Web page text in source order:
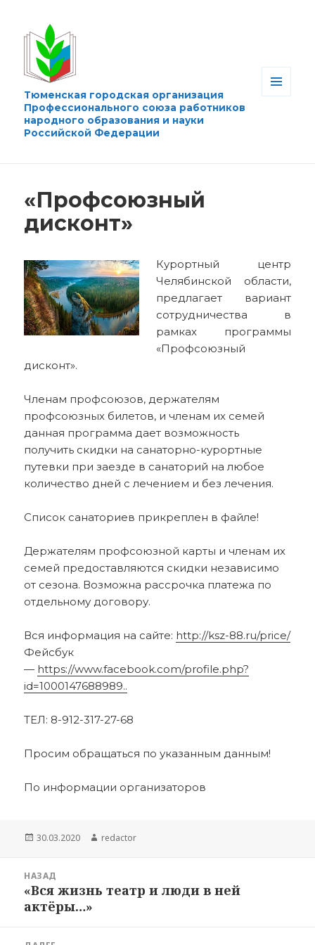
Тюменская городская организация
Профессионального союза работников
народного образования и науки
Российской Федерации
«Профсоюзный
дисконт»
Курортный центр
Челябинской области,
предлагает вариант
сотрудничества в
рамках программы
«Профсоюзный
дисконт».
Членам профсоюзов, держателям
профсоюзных билетов, и членам их семей
данная программа дает возможность
получить скидки на санаторно-курортные
путевки при заезде в санаторий на любое
количество дней с лечением и без лечения.
Список санаториев прикреплен в файле!
Держателям профсоюзной карты и членам их
семей предоставляются скидки независимо
от сезона. Возможна рассрочка платежа по
отдельному договору.
Вся информация на сайте: http://ksz-88.ru/price/
Фейсбук
— https://www.facebook.com/profile.php?
id=1000147688989..
ТЕЛ: 8-912-317-27-68
Просим обращаться по указанным данным!
По информации организаторов
Опубликовано
30.03.2020 Автор
redactor
записям
НАЗАД
Предыдущая
запись:
«Вся жизнь театр и люди в ней
актёры…»